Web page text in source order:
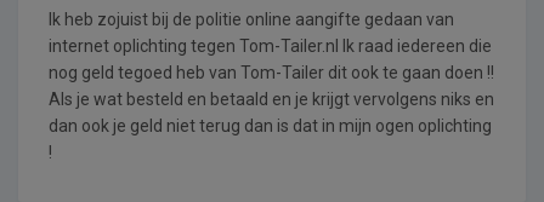
Ik heb zojuist bij de politie online aangifte gedaan van
internet oplichting tegen Tom-Tailer.nl Ik raad iedereen die
nog geld tegoed heb van Tom-Tailer dit ook te gaan doen !!
Als je wat besteld en betaald en je krijgt vervolgens niks en
dan ook je geld niet terug dan is dat in mijn ogen oplichting
!